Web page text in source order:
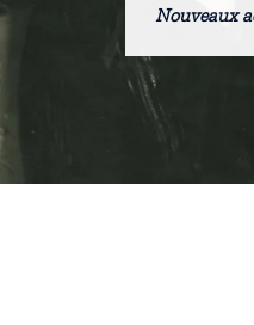
Nouveaux